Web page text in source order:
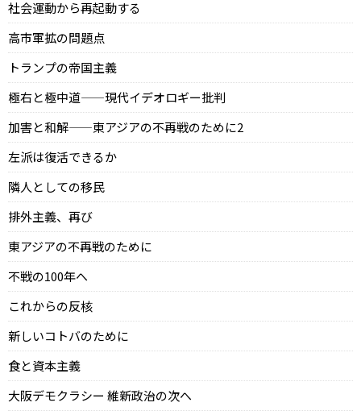
社会運動から再起動する
高市軍拡の問題点
トランプの帝国主義
極右と極中道——現代イデオロギー批判
加害と和解——東アジアの不再戦のために2
左派は復活できるか
隣人としての移民
排外主義、再び
東アジアの不再戦のために
不戦の100年へ
これからの反核
新しいコトバのために
食と資本主義
大阪デモクラシー 維新政治の次へ